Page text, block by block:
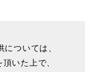
ついては、
いた上で、